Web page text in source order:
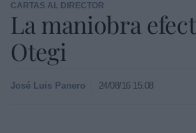
CARTAS AL DIRECTOR
La maniobra
Otegi
José Luis Panero 24/08/16 15:08